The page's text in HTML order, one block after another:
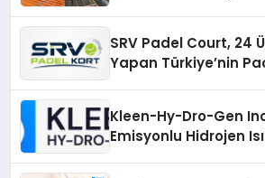
SRV Padel Court, 24
Yapan Türkiye’nin
Kleen-Hy-Dro-Gen
Emisyonlu Hidrojen